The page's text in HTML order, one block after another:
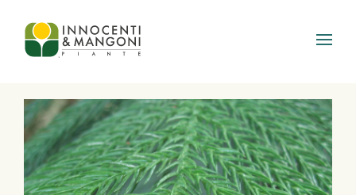
Skip to main content